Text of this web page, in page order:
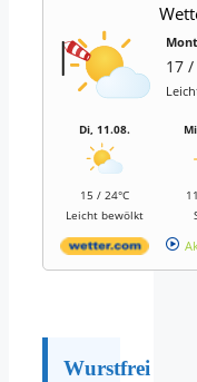
17 /
Di, 11.08.
15 / 24°C
Leicht bewölkt
Wurstfrei